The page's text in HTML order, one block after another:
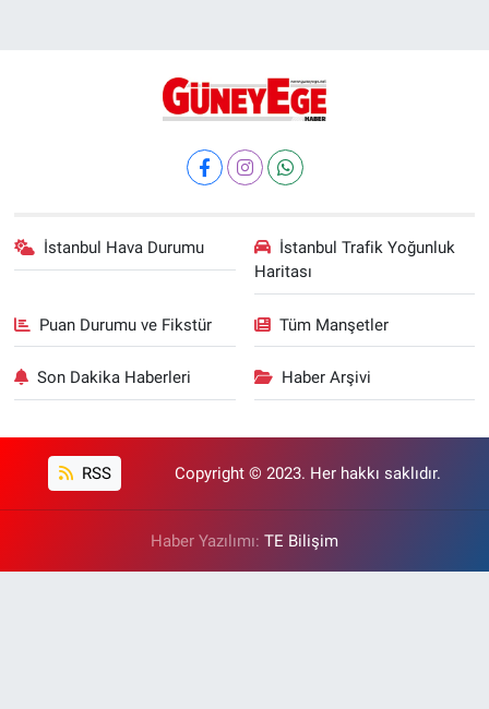
İstanbul Hava Durumu
İstanbul Trafik Yoğunluk
Haritası
Puan Durumu ve Fikstür Tüm Manşetler
Son Dakika Haberleri Haber Arşivi
RSS Copyright © 2023. Her hakkı saklıdır.
Haber Yazılımı: TE Bilişim